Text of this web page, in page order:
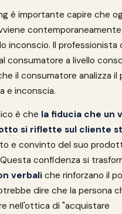
è importante capire che
contemporaneamente
inconscio. Il professionista
consumatore a livello
il consumatore analizza
e inconscia.
è che la fiducia che un
si riflette sul cliente
e convinto del suo
confidenza si
verbali che rinforzano il
dire che la persona
nell'ottica di "acquistare